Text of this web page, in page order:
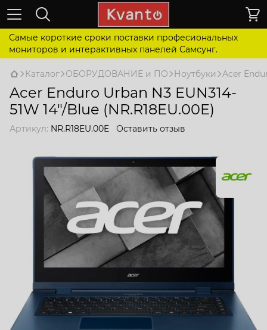
Самые короткие сроки поставки професиональных
мониторов и интерактивных панелей Самсунг.
Каталог ОБОРУДОВАНИЕ и ПО Ноутбуки Acer
Acer Enduro Urban N3 EUN314-
51W 14"/Blue (NR.R18EU.00E)
Артикул: NR.R18EU.00E Оставить отзыв